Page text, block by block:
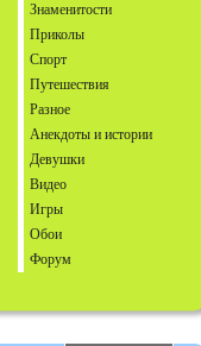
Знаменитости
Приколы
Спорт
Путешествия
Разное
Анекдоты и истории
Девушки
Видео
Игры
Обои
Форум